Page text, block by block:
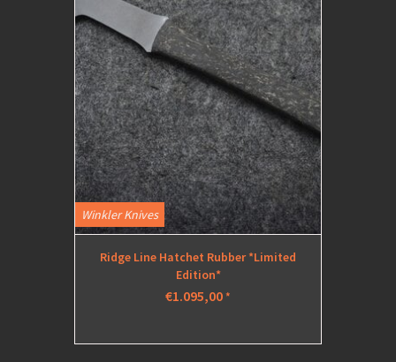
Winkler Knives
Ridge Line Hatchet Rubber *Limited
Edition*
€1.095,00*